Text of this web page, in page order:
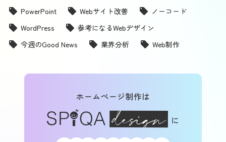
PowerPoint
Webサイト改善
ノーコード
WordPress
参考になるWebデザイン
今週のGood News
業界分析 Web制作